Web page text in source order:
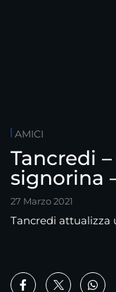
AMICI
Tancredi
signorina
27 Marzo 2021
Tancredi attualizza